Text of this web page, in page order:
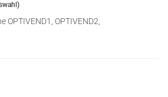
OPTIVEND1, OPTIVEND2,